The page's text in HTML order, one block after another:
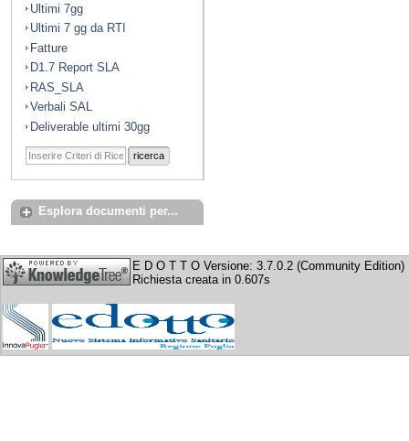
Ultimi 7gg
Ultimi 7 gg da RTI
Fatture
D1.7 Report SLA
RAS_SLA
Verbali SAL
Deliverable ultimi 30gg
ricerca
Esplora documenti per...
E D O T T O Versione: 3.7.0.2 (Community Edition)
Richiesta creata in 0.607s